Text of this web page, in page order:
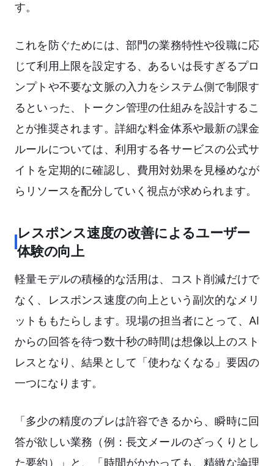
す。
これを防ぐためには、部門の業務特性や役職に応
じて利用上限を設定する、あるいは長すぎるプロ
ンプトや不要な文脈の入力をシステム側で制限す
るといった、トークン管理の仕組みを設計するこ
とが推奨されます。詳細な料金体系や最新の課金
ルールについては、利用する各サービスの公式サ
イトを定期的に確認し、費用対効果を見極めなが
らリソースを配分していく視点が求められます。
レスポンス速度の改善によるユーザー
体験の向上
軽量モデルの積極的な活用は、コスト削減だけで
なく、レスポンス速度の向上という副次的なメリ
ットももたらします。現場の担当者にとって、AI
からの回答を待つ数十秒の時間は想像以上のスト
レスとなり、結果として「使わなくなる」要因の
一つになります。
「多少の精度のブレは許容できるから、瞬時に回
答が欲しい業務（例：長文メールのざっくりとし
た要約）」と、「時間がかかっても、精緻な論理